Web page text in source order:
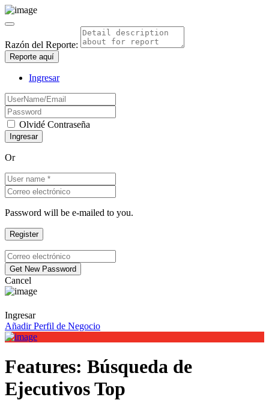
Razón del Reporte:
Reporte aquí
Ingresar
Olvidé Contraseña
Or
Password will be e-mailed to you.
Cancel
Ingresar
Añadir Perfil de Negocio
Features: Búsqueda de
Ejecutivos Top